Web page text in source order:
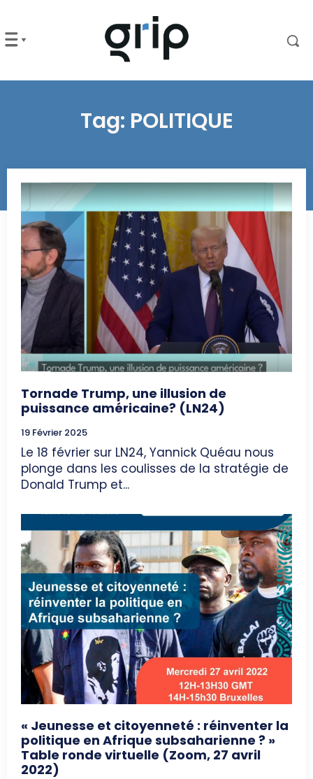
Tag: POLITIQUE
Tornade Trump, une illusion de
puissance américaine? (LN24)
19 Février 2025
Le 18 février sur LN24, Yannick Quéau nous
plonge dans les coulisses de la stratégie de
Donald Trump et...
« Jeunesse et citoyenneté : réinventer la
politique en Afrique subsaharienne ? »
Table ronde virtuelle (Zoom, 27 avril
2022)